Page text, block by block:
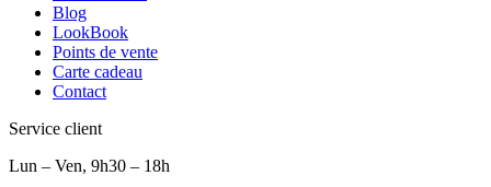
Blog
LookBook
Points de vente
Carte cadeau
Contact
Service client
Lun – Ven, 9h30 – 18h